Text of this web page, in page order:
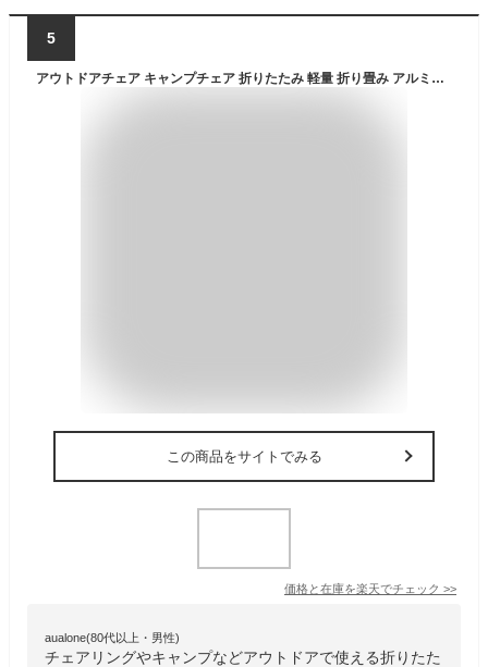
5
アウトドアチェア キャンプチェア 折りたたみ 軽量 折り畳み アルミチェア ALCH-5662折りたたみチェア 椅子 イス コンパクト アウトドア アルミ キャンプ レジャー バーベキュー チェアリング BBQ 釣り
この商品をサイトでみる
価格と在庫を楽天でチェック >>
aualone(80代以上・男性)
チェアリングやキャンプなどアウトドアで使える折りたた